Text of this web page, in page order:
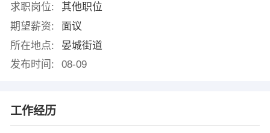
求职岗位:
其他职位
期望薪资:
面议
所在地点:
晏城街道
发布时间:
08-09
工作经历